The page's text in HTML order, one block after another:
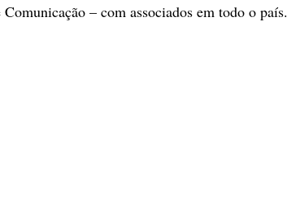
– com associados em todo o país.